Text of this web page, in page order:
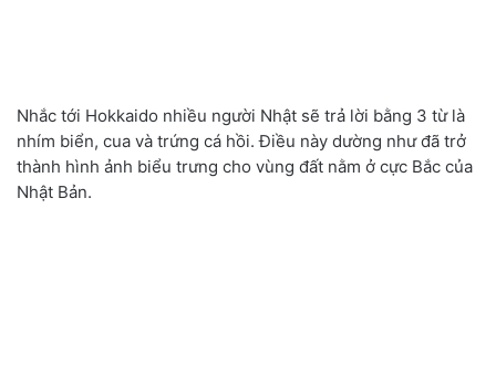
Nhắc tới Hokkaido nhiều người Nhật sẽ trả lời bằng 3 từ là
nhím biển, cua và trứng cá hồi. Điều này dường như đã trở
thành hình ảnh biểu trưng cho vùng đất nằm ở cực Bắc của
Nhật Bản.